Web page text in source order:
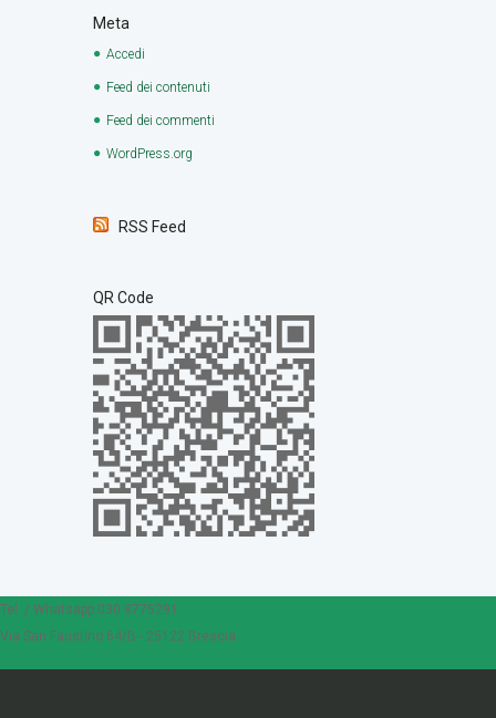
Meta
Accedi
Feed dei contenuti
Feed dei commenti
WordPress.org
RSS Feed
QR Code
Tel. / Whatsapp 030 8775291
Via San Faustino 64/B - 25122 Brescia